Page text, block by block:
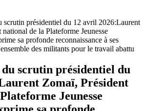
scrutin présidentiel du 12 avril 2026:Laurent
de la Plateforme Jeunesse
sa profonde reconnaissance à ses
des militants pour le travail abattu
scrutin présidentiel du
Zomaï, Président
Jeunesse